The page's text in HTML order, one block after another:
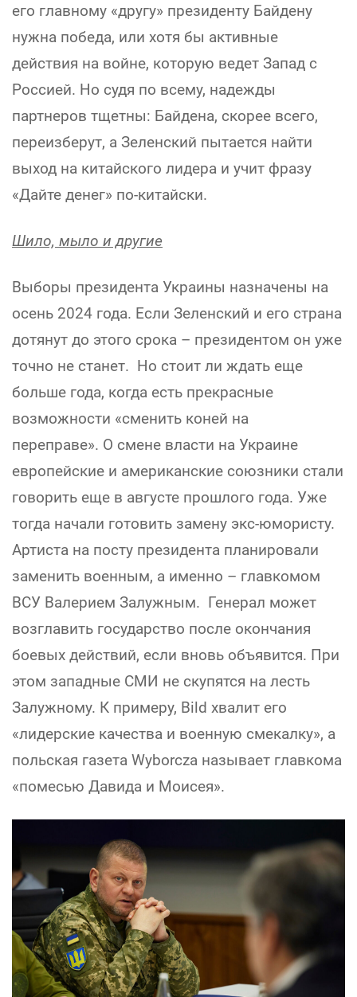
его главному «другу» президенту Байдену
нужна победа, или хотя бы активные
действия на войне, которую ведет Запад с
Россией. Но судя по всему, надежды
партнеров тщетны: Байдена, скорее всего,
переизберут, а Зеленский пытается найти
выход на китайского лидера и учит фразу
«Дайте денег» по-китайски.
Шило, мыло и другие
Выборы президента Украины назначены на
осень 2024 года. Если Зеленский и его страна
дотянут до этого срока – президентом он уже
точно не станет. Но стоит ли ждать еще
больше года, когда есть прекрасные
возможности «сменить коней на
переправе». О смене власти на Украине
европейские и американские союзники стали
говорить еще в августе прошлого года. Уже
тогда начали готовить замену экс-юмористу.
Артиста на посту президента планировали
заменить военным, а именно – главкомом
ВСУ Валерием Залужным. Генерал может
возглавить государство после окончания
боевых действий, если вновь объявится. При
этом западные СМИ не скупятся на лесть
Залужному. К примеру, Bild хвалит его
«лидерские качества и военную смекалку», а
польская газета Wyborcza называет главкома
«помесью Давида и Моисея».